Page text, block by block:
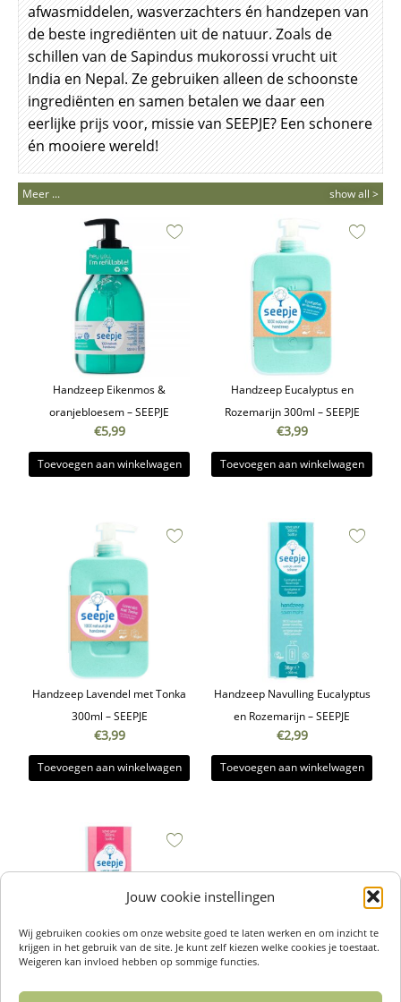
Jouw cookie instellingen
Wij gebruiken cookies om onze website goed te laten werken en om inzicht te
krijgen in het gebruik van de site. Je kunt zelf kiezen welke cookies je toestaat.
Weigeren kan invloed hebben op sommige functies.
afwasmiddelen, wasverzachters én handzepen van
de beste ingrediënten uit de natuur. Zoals de
schillen van de Sapindus mukorossi vrucht uit
India en Nepal. Ze gebruiken alleen de schoonste
ingrediënten en samen betalen we daar een
eerlijke prijs voor, missie van SEEPJE? Een schonere
én mooiere wereld!
Meer ... show all >
Handzeep Eikenmos &
oranjebloesem – SEEPJE
€5,99
Toevoegen aan winkelwagen
Handzeep Eucalyptus en
Rozemarijn 300ml – SEEPJE
€3,99
Toevoegen aan winkelwagen
Handzeep Lavendel met Tonka
300ml – SEEPJE
€3,99
Toevoegen aan winkelwagen
Handzeep Navulling Eucalyptus
en Rozemarijn – SEEPJE
€2,99
Toevoegen aan winkelwagen